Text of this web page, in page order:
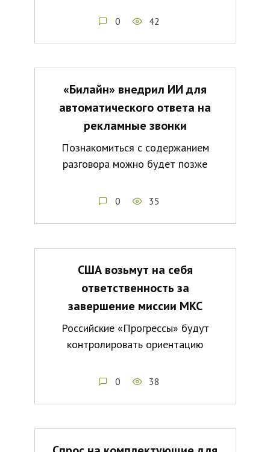
0 42
«Билайн» внедрил ИИ для
автоматического ответа на
рекламные звонки
Познакомиться с содержанием
разговора можно будет позже
0 35
США возьмут на себя
ответственность за
завершение миссии МКС
Российские «Прогрессы» будут
контролировать ориентацию
0 38